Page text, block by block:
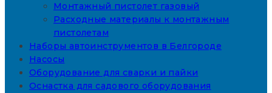
Монтажный пистолет газовый
Расходные материалы к монтажным
пистолетам
Наборы автоинструментов в Белгороде
Насосы
Оборудование для сварки и пайки
Оснастка для садового оборудования